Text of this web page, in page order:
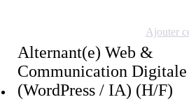
Alternant(e) Web &
Communication Digitale
(WordPress / IA) (H/F)
Ajouter